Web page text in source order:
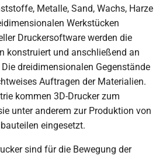
Metalle, Sand, Wachs, Harze
Werkstücken
Druckersoftware werden die
konstruiert und anschließend an
dreidimensionalen Gegenstände
Auftragen der Materialien.
kommen 3D-Drucker zum
unter anderem zur Produktion von
eingesetzt.
sind für die Bewegung der